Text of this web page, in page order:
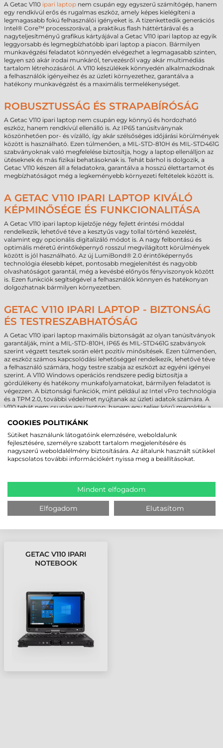
A Getac V110 ipari laptop nem csupán egy egyszerű számítógép, hanem
egy rendkívül erős és rugalmas eszköz, amely képes kielégíteni a
legmagasabb fokú felhasználói igényeket is. A tizenkettedik generációs
Intel® Core™ processzorával, a praktikus flash háttértárával és a
nagyteljesítményű grafikus kártyájával a Getac V110 ipari laptop az egyik
leggyorsabb és legmegbízhatóbb ipari laptop a piacon. Bármilyen
munkavégzési feladatot könnyedén elvégezhet a legmagasabb szinten,
legyen szó akár irodai munkáról, tervezésről vagy akár multimédiás
tartalom létrehozásáról. A V110 készülékek könnyedén alkalmazkodnak
a felhasználók igényeihez és az üzleti környezethez, garantálva a
hatékony munkavégzést és a maximális termelékenységet.
ROBUSZTUSSÁG ÉS STRAPABÍRÓSÁG
A Getac V110 ipari laptop nem csupán egy könnyű és hordozható
eszköz, hanem rendkívül ellenálló is. Az IP65 tanúsítványnak
köszönhetően por- és vízálló, így akár szélsőséges időjárási körülmények
között is használható. Ezen túlmenően, a MIL-STD-810H és MIL-STD461G
szabványoknak való megfelelése biztosítja, hogy a laptop ellenálljon az
ütéseknek és más fizikai behatásoknak is. Tehát bárhol is dolgozik, a
Getac V110 készen áll a feladatokra, garantálva a hosszú élettartamot és
megbízhatóságot még a legkeményebb környezeti feltételek között is.
A GETAC V110 IPARI LAPTOP KIVÁLÓ
KÉPMINŐSÉGE ÉS FUNKCIONALITÁSA
A Getac V110 ipari laptop kijelzője négy fejlett érintési móddal
rendelkezik, lehetővé téve a kesztyűs vagy tollal történő kezelést,
valamint egy opcionális digitalizáló módot is. A nagy felbontású és
optimális méretű érintőképernyő rosszul megvilágított körülmények
között is jól használható. Az új LumiBond® 2.0 érintőképernyős
technológia élesebb képet, pontosabb megjelenítést és nagyobb
olvashatóságot garantál, még a kevésbé előnyös fényviszonyok között
is. Ezen funkciók segítségével a felhasználók könnyen és hatékonyan
dolgozhatnak bármilyen környezetben.
GETAC V110 IPARI LAPTOP - BIZTONSÁG
ÉS TESTRESZABHATÓSÁG
A Getac V110 ipari laptop maximális biztonságát az olyan tanúsítványok
garantálják, mint a MIL-STD-810H, IP65 és MIL-STD461G szabványok
szerint végzett tesztek során elért pozitív minősítések. Ezen túlmenően,
az eszköz számos kapcsolódási lehetőséggel rendelkezik, lehetővé téve
a felhasználó számára, hogy testre szabja az eszközt az egyéni igényei
szerint. A V110 Windows operációs rendszere pedig biztosítja a
gördülékeny és hatékony munkafolyamatokat, bármilyen feladatot is
végezzen. A biztonsági funkciók, mint például az Intel vPro technológia
és a TPM 2.0, további védelmet nyújtanak az üzleti adatok számára. A
V110 tehát nem csupán egy laptop, hanem egy teljes körű megoldás a
MEGBÍZHAT BENNÜNK! ISMERJE MEG
VÁSÁRLÓINK VÉLEMÉNYÉT
KÖVESSE BE YOUTUBE CSATORNÁNKAT!
GETAC V110 IPARI
NOTEBOOK
COOKIES POLITIKÁNK
Sütiket használunk látogatóink elemzésére, weboldalunk
fejlesztésére, személyre szabott tartalom megjelenítésére és
nagyszerű weboldalélmény biztosítására. Az általunk használt sütikkel
kapcsolatos további információkért nyissa meg a beállításokat.
Mindent elfogadom
Elfogadom Elutasítom